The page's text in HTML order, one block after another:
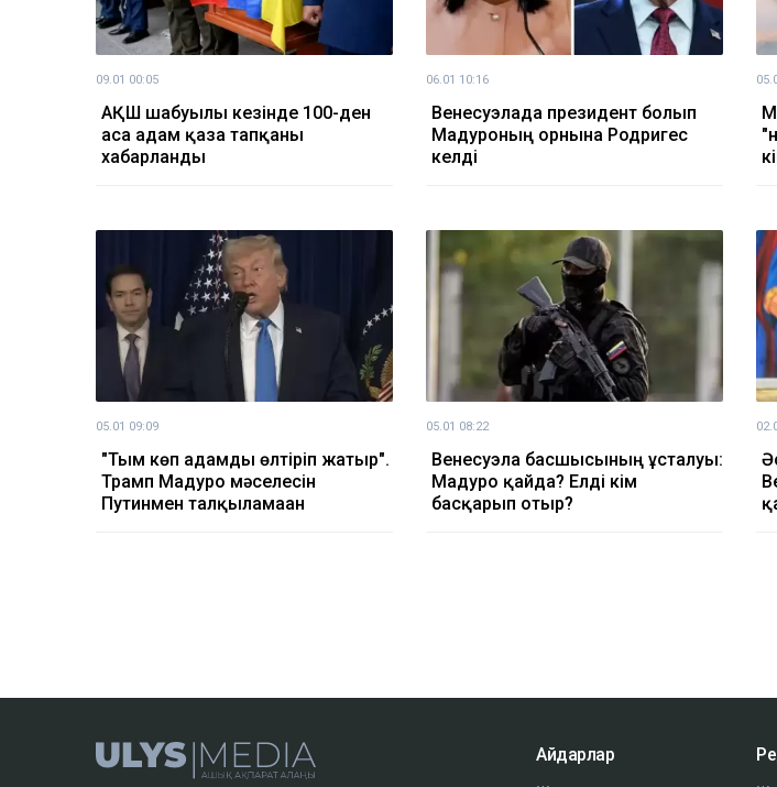
09.01 00:05
АҚШ шабуылы кезінде 100-ден
аса адам қаза тапқаны
хабарланды
06.01 10:16
Венесуэлада президент болып
Мадуроның орнына Родригес
келді
05.01 09:09
"Тым көп адамды өлтіріп жатыр".
Трамп Мадуро мәселесін
Путинмен талқыламаған
05.01 08:22
Венесуэла басшысының ұсталуы:
Мадуро қайда? Елді кім
басқарып отыр?
Айдарлар